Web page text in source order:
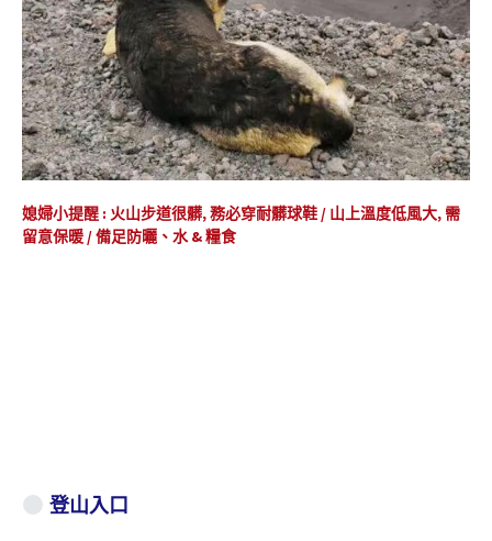
媳婦小提醒 : 火山步道很髒, 務必穿耐髒球鞋 / 山上溫度低風大, 需
留意保暖 / 備足防曬、水 & 糧食
登山入口